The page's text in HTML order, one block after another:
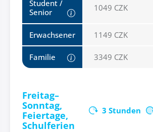
Student /
Senior
1049 CZK
Erwachsener 1149 CZK
Familie 3349 CZK
Freitag–
Sonntag,
Feiertage,
Schulferien
3 Stunden